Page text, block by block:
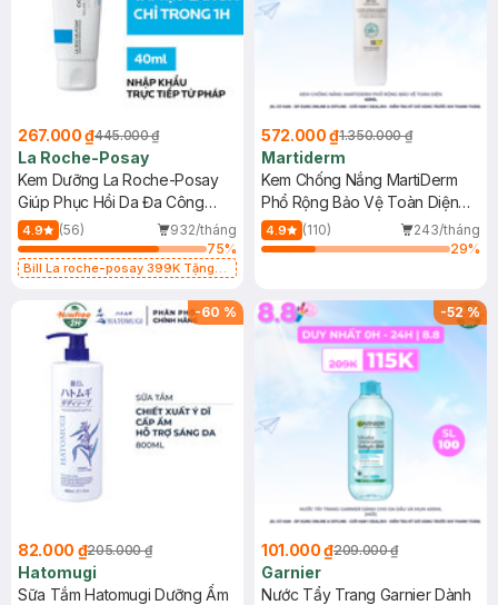
267.000 ₫445.000 ₫
La Roche-Posay
Kem Dưỡng La Roche-Posay
Giúp Phục Hồi Da Đa Công
Dụng 40ml
4.9 (56)
932/tháng
75%
Bill La roche-posay 399K Tặng
(SL có hạn)
572.000 ₫1.350.000 ₫
Martiderm
Kem Chống Nắng MartiDerm
Phổ Rộng Bảo Vệ Toàn Diện
40ml
4.9 (110)
243/tháng
29%
-60 %
82.000 ₫205.000 ₫
Hatomugi
Sữa Tắm Hatomugi Dưỡng Ẩm
-52%
101.000 ₫209.000 ₫
Garnier
Nước Tẩy Trang Garnier Dành